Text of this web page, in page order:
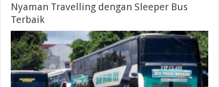
Nyaman Travelling dengan Sleeper Bus
Terbaik